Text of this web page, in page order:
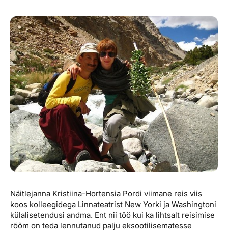
Airalo eSIM
Reisija meelespea
Platinum Club
Püsisoodustused
Boonuspunktid
Ettevõttest, kontaktid, reisikonsultandi teenus, tule
tööle, uudised...
Ettevõttest
Kontaktid
Reisikonsultandi teenus
Tule tööle
Uudised
Näitlejanna Kristiina-Hortensia Pordi viimane reis viis
koos kolleegidega Linnateatrist New Yorki ja Washingtoni
külalisetendusi andma. Ent nii töö kui ka lihtsalt reisimise
rõõm on teda lennutanud palju eksootilisematesse